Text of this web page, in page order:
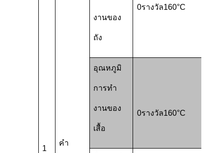
1
คํา
งานของ
ถัง
0รางวัล160°C
อุณหภูมิ
การทํา
งานของ
เสื้อ
0รางวัล160°C